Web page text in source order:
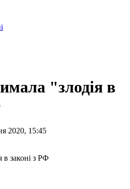
"злодія в
2020, 15:45